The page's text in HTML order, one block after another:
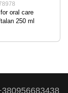
oral care
250 ml